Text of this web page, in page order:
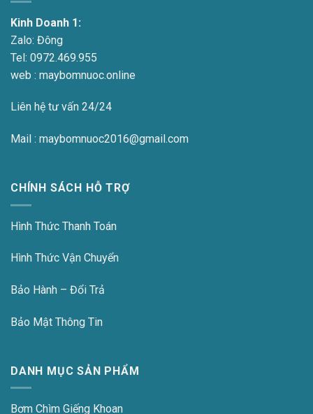
Kinh Doanh 1:
Zalo: Đông
Tel: 0972.469.955
web : maybomnuoc.online
Liên hệ tư vấn 24/24
Mail : maybomnuoc2016@gmail.com
CHÍNH SÁCH HỖ TRỢ
Hình Thức Thanh Toán
Hình Thức Vận Chuyển
Bảo Hành – Đổi Trả
Bảo Mật Thông Tin
DANH MỤC SẢN PHẨM
Bơm Chìm Giếng Khoan